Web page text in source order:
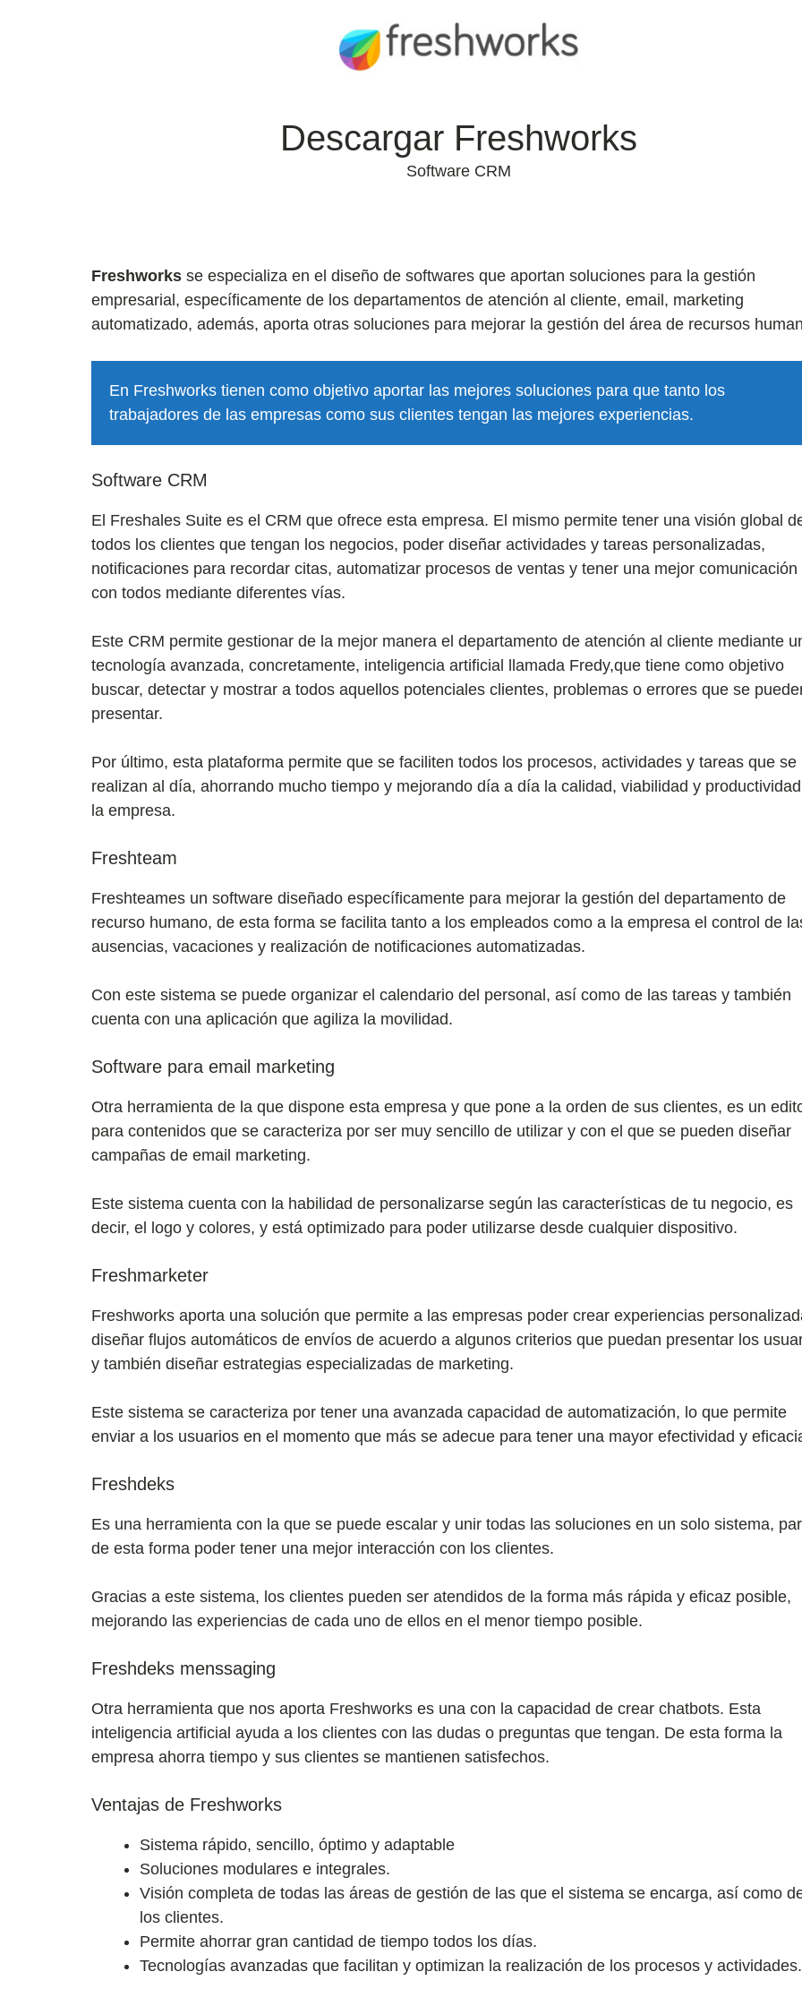
Descargar Freshworks
Software CRM
Freshworks se especializa en el diseño de softwares que aportan soluciones para la gestión
empresarial, específicamente de los departamentos de atención al cliente, email, marketing
automatizado, además, aporta otras soluciones para mejorar la gestión del área de recursos
En Freshworks tienen como objetivo aportar las mejores soluciones para que tanto los
trabajadores de las empresas como sus clientes tengan las mejores experiencias.
Software CRM
El Freshales Suite es el CRM que ofrece esta empresa. El mismo permite tener una visión global
todos los clientes que tengan los negocios, poder diseñar actividades y tareas personalizadas,
notificaciones para recordar citas, automatizar procesos de ventas y tener una mejor comunicación
con todos mediante diferentes vías.
Este CRM permite gestionar de la mejor manera el departamento de atención al cliente mediante
tecnología avanzada, concretamente, inteligencia artificial llamada Fredy,que tiene como objetivo
buscar, detectar y mostrar a todos aquellos potenciales clientes, problemas o errores que se
presentar.
Por último, esta plataforma permite que se faciliten todos los procesos, actividades y tareas que se
realizan al día, ahorrando mucho tiempo y mejorando día a día la calidad, viabilidad y
la empresa.
Freshteam
Freshteames un software diseñado específicamente para mejorar la gestión del departamento de
recurso humano, de esta forma se facilita tanto a los empleados como a la empresa el control de
ausencias, vacaciones y realización de notificaciones automatizadas.
Con este sistema se puede organizar el calendario del personal, así como de las tareas y también
cuenta con una aplicación que agiliza la movilidad.
Software para email marketing
Otra herramienta de la que dispone esta empresa y que pone a la orden de sus clientes, es un
para contenidos que se caracteriza por ser muy sencillo de utilizar y con el que se pueden diseñar
campañas de email marketing.
Este sistema cuenta con la habilidad de personalizarse según las características de tu negocio, es
decir, el logo y colores, y está optimizado para poder utilizarse desde cualquier dispositivo.
Freshmarketer
Freshworks aporta una solución que permite a las empresas poder crear experiencias
diseñar flujos automáticos de envíos de acuerdo a algunos criterios que puedan presentar los
y también diseñar estrategias especializadas de marketing.
Este sistema se caracteriza por tener una avanzada capacidad de automatización, lo que permite
enviar a los usuarios en el momento que más se adecue para tener una mayor efectividad y
Freshdeks
Es una herramienta con la que se puede escalar y unir todas las soluciones en un solo sistema,
de esta forma poder tener una mejor interacción con los clientes.
Gracias a este sistema, los clientes pueden ser atendidos de la forma más rápida y eficaz posible,
mejorando las experiencias de cada uno de ellos en el menor tiempo posible.
Freshdeks menssaging
Otra herramienta que nos aporta Freshworks es una con la capacidad de crear chatbots. Esta
inteligencia artificial ayuda a los clientes con las dudas o preguntas que tengan. De esta forma la
empresa ahorra tiempo y sus clientes se mantienen satisfechos.
Ventajas de Freshworks
Sistema rápido, sencillo, óptimo y adaptable
Soluciones modulares e integrales.
Visión completa de todas las áreas de gestión de las que el sistema se encarga, así como
los clientes.
Permite ahorrar gran cantidad de tiempo todos los días.
Tecnologías avanzadas que facilitan y optimizan la realización de los procesos y actividades.